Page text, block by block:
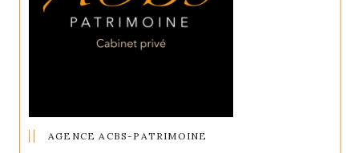
AGENCE ACBS-PATRIMOINE